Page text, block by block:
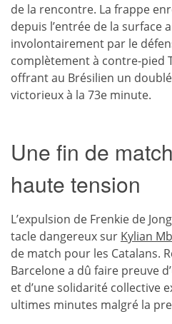
de la rencontre. La frappe
depuis l’entrée de la surface
involontairement par le
complètement à contre-pied
offrant au Brésilien un
victorieux à la 73e minute.
Une fin de
haute tension
L’expulsion de Frenkie de
tacle dangereux sur Kylian
de match pour les Catalans.
Barcelone a dû faire preuve
et d’une solidarité collective
ultimes minutes malgré la